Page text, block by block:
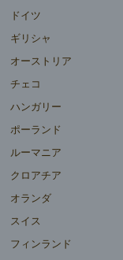
ドイツ
ギリシャ
オーストリア
チェコ
ハンガリー
ポーランド
ルーマニア
クロアチア
オランダ
スイス
フィンランド